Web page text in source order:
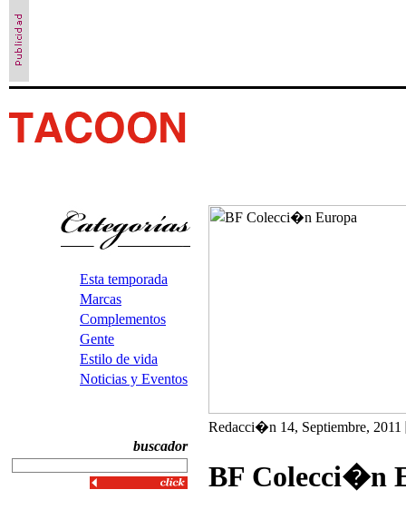
Esta temporada
Marcas
Complementos
Gente
Estilo de vida
Noticias y Eventos
buscador
Redacci�n 14, Septiembre, 2011
BF Colecci�n